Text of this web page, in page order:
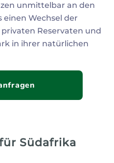
unmittelbar an den
einen Wechsel der
Reservaten und
in ihrer natürlichen
Südafrika